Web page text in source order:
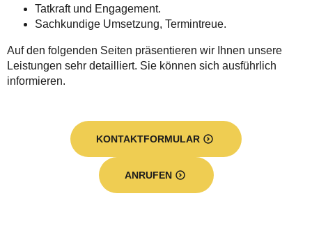
Tatkraft und Engagement.
Sachkundige Umsetzung, Termintreue.
Auf den folgenden Seiten präsentieren wir Ihnen unsere
Leistungen sehr detailliert. Sie können sich ausführlich
informieren.
KONTAKTFORMULAR
ANRUFEN